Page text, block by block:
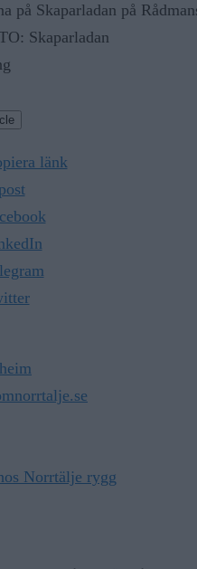
på Skaparladan på
Skaparladan
länk